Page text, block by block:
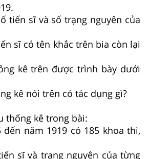
tiến sĩ và số trạng nguyên của
sĩ có tên khắc trên bia còn lại
kê trên được trình bày dưới
kê nói trên có tác dụng gì?
thống kê trong bài:
năm 1919 có 185 khoa thi,
sĩ và trạng nguyên của từng